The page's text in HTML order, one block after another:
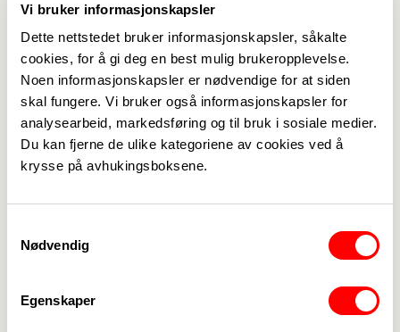
Vi bruker informasjonskapsler
Dette nettstedet bruker informasjonskapsler, såkalte
cookies, for å gi deg en best mulig brukeropplevelse.
Noen informasjonskapsler er nødvendige for at siden
skal fungere. Vi bruker også informasjonskapsler for
analysearbeid, markedsføring og til bruk i sosiale medier.
Du kan fjerne de ulike kategoriene av cookies ved å
krysse på avhukingsboksene.
Nødvendig
Egenskaper
går mot slutten.
Tusen takk alle sammen for innsatsen som er lagt
ned for fellesskapet også i år.
Til alle dere som skal på jobb for fellesskapet i jula,
takk for at du bidrar til et trygt og velfungerende
samfunn også gjennom ferie og høytid.
Hvis det er noe som haster kan du sende epost
avd177.post@fagforening.fagforbundet.noeller
90639420